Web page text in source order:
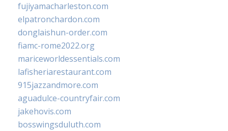
fujiyamacharleston.com
elpatronchardon.com
donglaishun-order.com
fiamc-rome2022.org
mariceworldessentials.com
lafisheriarestaurant.com
915jazzandmore.com
aguadulce-countryfair.com
jakehovis.com
bosswingsduluth.com